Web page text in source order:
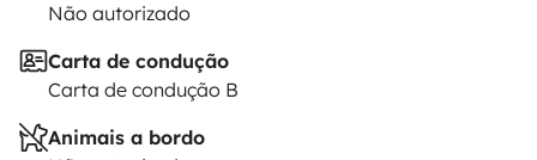
Não autorizado
Carta de condução
Carta de condução B
Animais a bordo